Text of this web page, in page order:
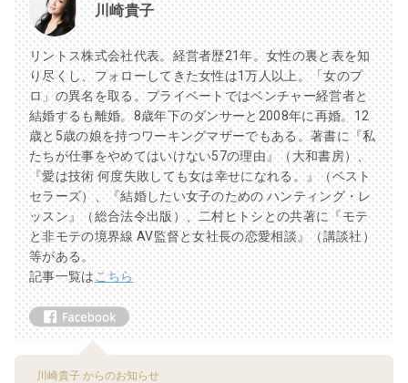
川崎貴子
リントス株式会社代表。経営者歴21年。女性の裏と表を知
り尽くし、フォローしてきた女性は1万人以上。「女のプ
ロ」の異名を取る。プライベートではベンチャー経営者と
結婚するも離婚。8歳年下のダンサーと2008年に再婚。12
歳と5歳の娘を持つワーキングマザーでもある。著書に『私
たちが仕事をやめてはいけない57の理由』（大和書房）、
『愛は技術 何度失敗しても女は幸せになれる。』（ベスト
セラーズ）、『結婚したい女子のための ハンティング・レ
ッスン』（総合法令出版）、二村ヒトシとの共著に『モテ
と非モテの境界線 AV監督と女社長の恋愛相談』（講談社）
等がある。
記事一覧はこちら
川崎貴子 からのお知らせ